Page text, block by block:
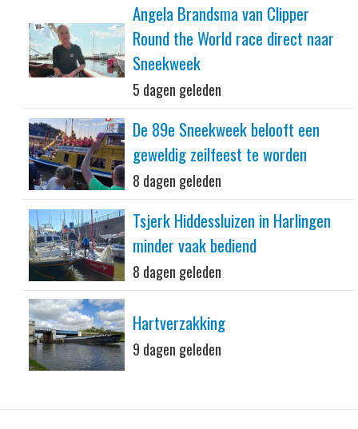
Angela Brandsma van Clipper
Round the World race direct naar
Sneekweek
5 dagen geleden
De 89e Sneekweek belooft een
geweldig zeilfeest te worden
8 dagen geleden
Tsjerk Hiddessluizen in Harlingen
minder vaak bediend
8 dagen geleden
Hartverzakking
9 dagen geleden